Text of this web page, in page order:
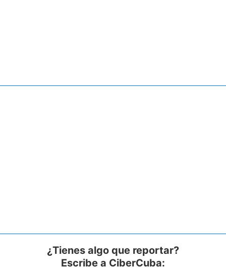
¿Tienes algo que reportar?
Escribe a CiberCuba: